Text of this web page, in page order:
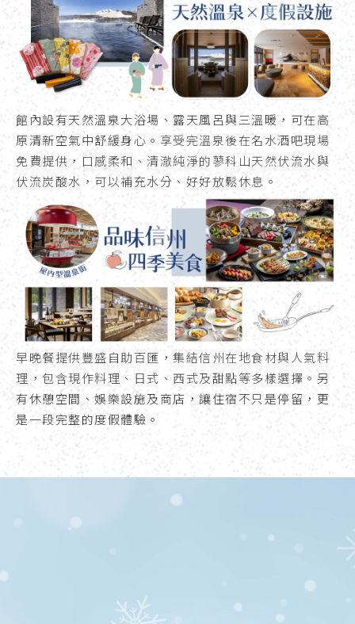
館內設有天然溫泉大浴場、露天風呂與三溫暖，可在高
原清新空氣中舒緩身心。享受完溫泉後在名水酒吧現場
免費提供，口感柔和、清澈純淨的蓼科山天然伏流水與
伏流炭酸水，可以補充水分、好好放鬆休息。
早晚餐提供豐盛自助百匯，集結信州在地食材與人氣料
理，包含現作料理、日式、西式及甜點等多樣選擇。 另
有休憩空間、娛樂設施及商店，讓住宿不只是停留，更
是一段完整的度假體驗。